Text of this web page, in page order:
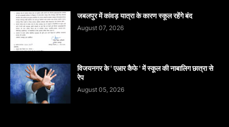
जबलपुर में कांवड़ यात्रा के कारण स्कूल रहेंगे बंद
August 07, 2026
विजयनगर के ' एआर कैफे ' में स्कूल की नाबालिग छात्रा से
रेप
August 05, 2026